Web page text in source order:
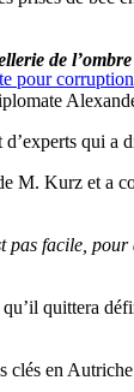
pour corruption
de l’ombre
qui a
M. Kurz et a
facile,
quittera
clés en